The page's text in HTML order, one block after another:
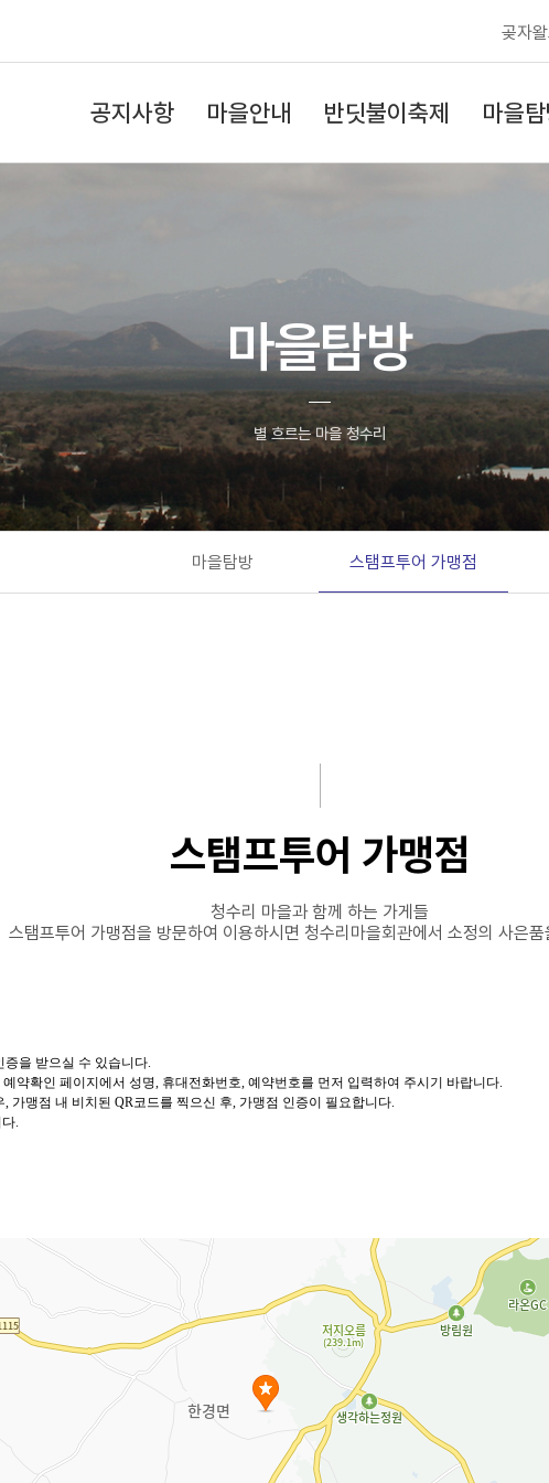
곶자
공지사항 마을안내 반딧불이축제 마을
마을탐방 스탬프투어 가맹점
마을탐방
별 흐르는 마을 청수리
스탬프투어 가맹점
청수리 마을과 함께 하는 가게들
스탬프투어 가맹점을 방문하여 이용하시면 청수리마을회관에서 소정의 사은품
증을 받으실 수 있습니다.
예약확인 페이지에서 성명, 휴대전화번호, 예약번호를 먼저 입력하여 주시기 바랍니다.
, 가맹점 내 비치된 QR코드를 찍으신 후, 가맹점 인증이 필요합니다.
다.